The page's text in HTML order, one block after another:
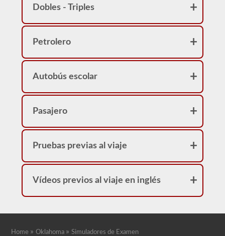
Dobles - Triples
Petrolero
Autobús escolar
Pasajero
Pruebas previas al viaje
Vídeos previos al viaje en inglés
Home »Oklahoma »Simuladores de Examen